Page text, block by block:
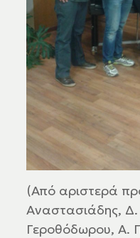
(Από αριστερά
Αναστασιάδης,
Γεροθόδωρου, Α.